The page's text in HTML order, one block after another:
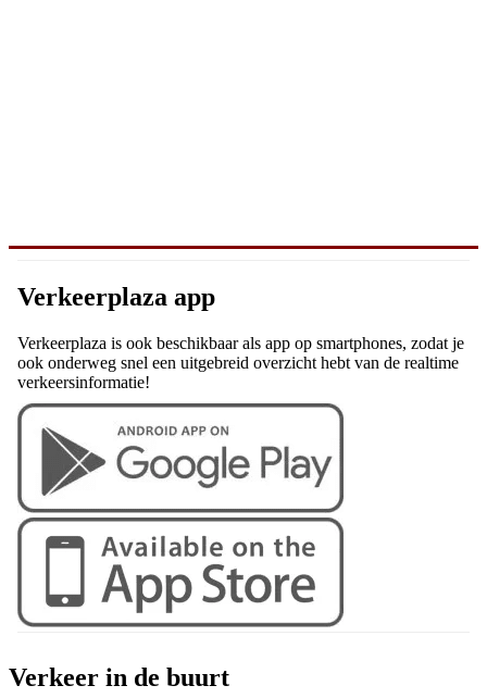
Verkeerplaza app
Verkeerplaza is ook beschikbaar als app op smartphones, zodat je
ook onderweg snel een uitgebreid overzicht hebt van de realtime
verkeersinformatie!
Verkeer in de buurt